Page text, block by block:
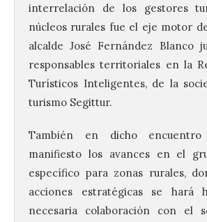
interrelación de los gestores
núcleos rurales fue el eje motor
alcalde José Fernández Blanco
responsables territoriales en la
Turísticos Inteligentes, de la
turismo Segittur.
También en dicho
manifiesto los avances en el
específico para zonas rurales,
acciones estratégicas se hará
necesaria colaboración con el